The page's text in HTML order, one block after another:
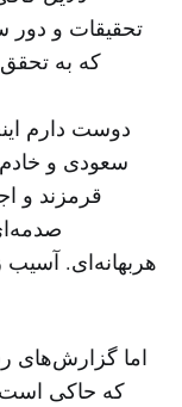
تحقیقات و دور
که به
دوست دارم
سعودی و
قرمزند و
هربهانه‌ای.
که حاکی